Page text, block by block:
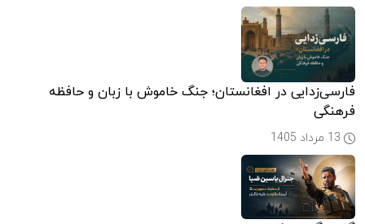
فارسی‌زدایی در افغانستان؛ جنگ خاموش با زبان و حافظه
فرهنگی
13 مرداد 1405